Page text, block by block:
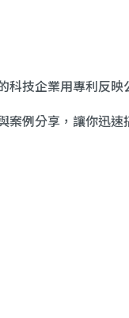
技企業用專利反
例分享，讓你迅速